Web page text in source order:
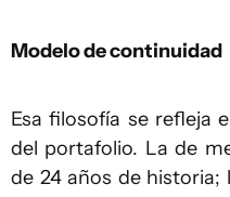
Modelo de continuidad
Esa filosofía se refleja
del portafolio. La de
de 24 años de historia;